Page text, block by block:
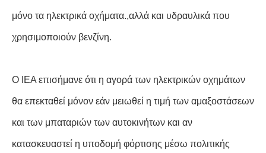
μόνο τα ηλεκτρικά οχήματα.,αλλά και υδραυλικά που
χρησιμοποιούν βενζίνη.
Ο IEA επισήμανε ότι η αγορά των ηλεκτρικών οχημάτων
θα επεκταθεί μόνον εάν μειωθεί η τιμή των αμαξοστάσεων
και των μπαταριών των αυτοκινήτων και αν
κατασκευαστεί η υποδομή φόρτισης μέσω πολιτικής